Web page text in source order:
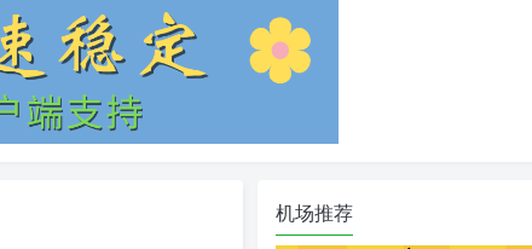
机场推荐